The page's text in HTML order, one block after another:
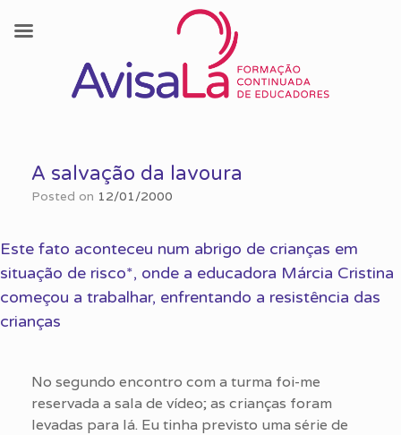
contentA salvação da lavoura
Posted on 12/01/2000
Este fato aconteceu num abrigo de crianças em
situação de risco*, onde a educadora Márcia Cristina
começou a trabalhar, enfrentando a resistência das
crianças
No segundo encontro com a turma foi-me
reservada a sala de vídeo; as crianças foram
levadas para lá. Eu tinha previsto uma série de